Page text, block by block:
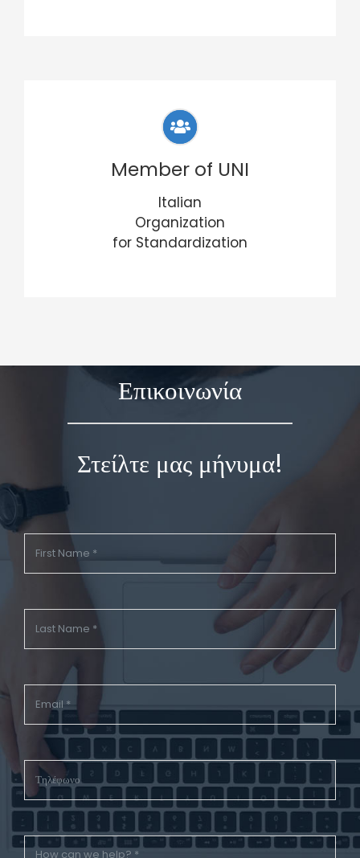
Member of UNI
Italian
Organization
for Standardization
Επικοινωνία
Στείλτε μας μήνυμα!